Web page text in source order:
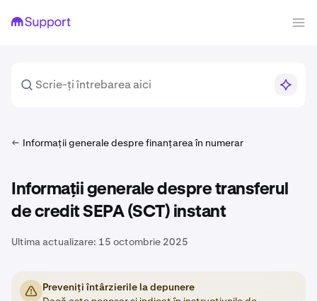
Informații generale despre finanțarea în numerar
Informații generale despre transferul
de credit SEPA (SCT) instant
Ultima actualizare: 15 octombrie 2025
Preveniți întârzierile la depunere